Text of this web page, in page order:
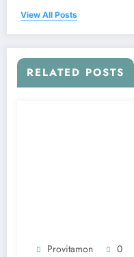
View All Posts
RELATED POSTS
Provitamon 0